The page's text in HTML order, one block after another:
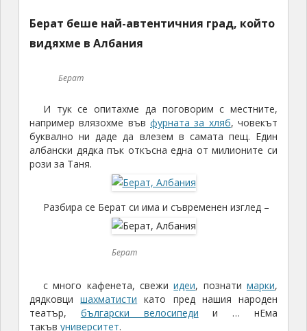
албански дядка пък откъсна една от милионите си
Разбира се Берат си има и съвременен изглед –
Берат
с много кафенета, свежиидеи , познатимарки,
дядковцишахматисти
български велосипеди
Не липсват обаче и малко позабаравени по
нашите ширини услуги.
Пътят от Берат до Дуръс беше приятен,